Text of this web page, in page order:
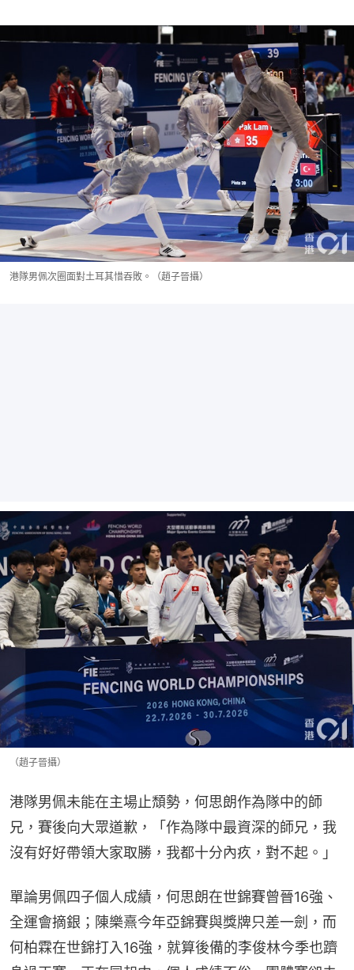
港隊男佩次圈面對土耳其惜吞敗。（趙子晉攝）
（趙子晉攝）
港隊男佩未能在主場止頹勢，何思朗作為隊中的師
兄，賽後向大眾道歉，「作為隊中最資深的師兄，我
沒有好好帶領大家取勝，我都十分內疚，對不起。」
單論男佩四子個人成績，何思朗在世錦賽曾晉16強、
全運會摘銀；陳樂熹今年亞錦賽與獎牌只差一劍，而
何柏霖在世錦打入16強，就算後備的李俊林今季也躋